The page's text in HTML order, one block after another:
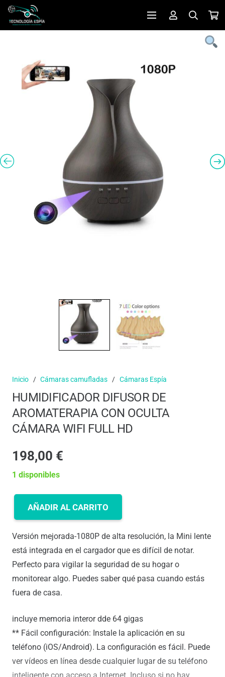
Inicio / Cámaras camufladas / Cámaras Espía
HUMIDIFICADOR DIFUSOR DE
AROMATERAPIA CON OCULTA
CÁMARA WIFI FULL HD
198,00 €
1 disponibles
HUMIDIFICADOR
DE
AROMATERAPIA
CON
OCULTA
CÁMARA
FULL
AÑADIR AL CARRITO
Versión mejorada-1080P de alta resolución, la Mini lente
está integrada en el cargador que es difícil de notar.
Perfecto para vigilar la seguridad de su hogar o
monitorear algo. Puedes saber qué pasa cuando estás
fuera de casa.
incluye memoria interor dde 64 gigas
** Fácil configuración: Instale la aplicación en su
teléfono (iOS/Android). La configuración es fácil. Puede
ver vídeos en línea desde cualquier lugar de su teléfono
inteligente con acceso a Internet. Incluso si no hay